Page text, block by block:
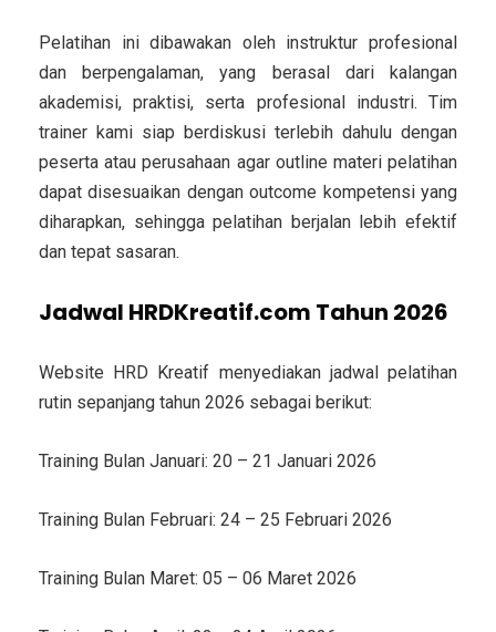
Pelatihan ini dibawakan oleh instruktur profesional
dan berpengalaman, yang berasal dari kalangan
akademisi, praktisi, serta profesional industri. Tim
trainer kami siap berdiskusi terlebih dahulu dengan
peserta atau perusahaan agar outline materi pelatihan
dapat disesuaikan dengan outcome kompetensi yang
diharapkan, sehingga pelatihan berjalan lebih efektif
dan tepat sasaran.
Jadwal HRDKreatif.com Tahun 2026
Website HRD Kreatif menyediakan jadwal pelatihan
rutin sepanjang tahun 2026 sebagai berikut:
Training Bulan Januari: 20 – 21 Januari 2026
Training Bulan Februari: 24 – 25 Februari 2026
Training Bulan Maret: 05 – 06 Maret 2026